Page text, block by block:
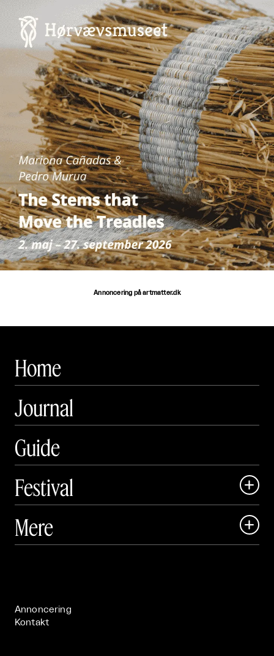
Annoncering på artmatter.dk
Home
Journal
Guide
Festival

 Art Matter Festival
Mere 
Annoncering
Kontakt